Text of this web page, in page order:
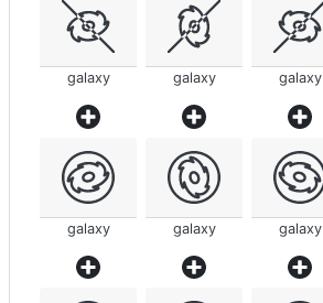
galaxy galaxy galaxy
galaxy galaxy galaxy